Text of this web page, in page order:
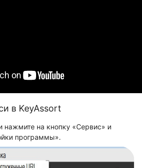
в KeyAssort
нажмите на кнопку «Сервис» и
программы».